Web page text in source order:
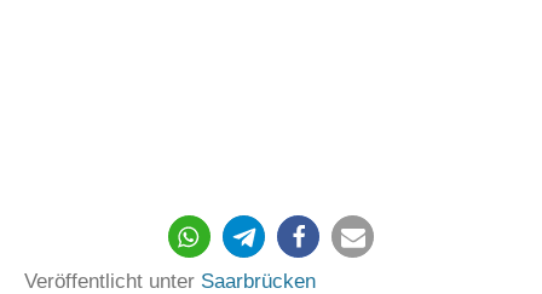
918
Veröffentlicht unter Saarbrücken